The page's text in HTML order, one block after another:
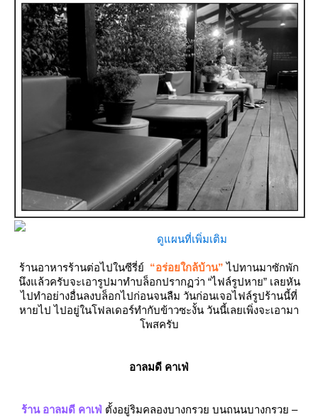
ดูแผนที่เพิ่มเติม
ร้านอาหารร้านต่อไปในซีรี่ย์ “อร่อยใกล้บ้าน”ไปทานมาซักพัก
นึงแล้วครับจะเอารูปมาทำบล็อกปรากฏว่า “ไฟล์รูปหาย” เลยหัน
ไปทำอย่างอื่นลงบล็อกไปก่อนจนลืม วันก่อนเจอไฟล์รูปร้านนี้ที่
หายไป ไปอยู่ในโฟลเดอร์ทำกับข้าวซะงั้น วันนี้เลยเพิ่งจะเอามา
พสครับ
อาลมดี คาเฟ่
ร้าน อาลมดี คาเฟ่ ตั้งอยู่ริมคลองบางกรวย บนถนนบางกรวย –